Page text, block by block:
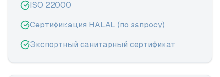
ISO 22000
Сертификация HALAL (по запросу)
Экспортный санитарный сертификат